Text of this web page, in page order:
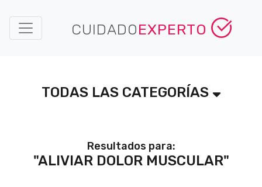
CUIDADOEXPERTO
TODAS LAS CATEGORÍAS
Resultados para:
"ALIVIAR DOLOR MUSCULAR"